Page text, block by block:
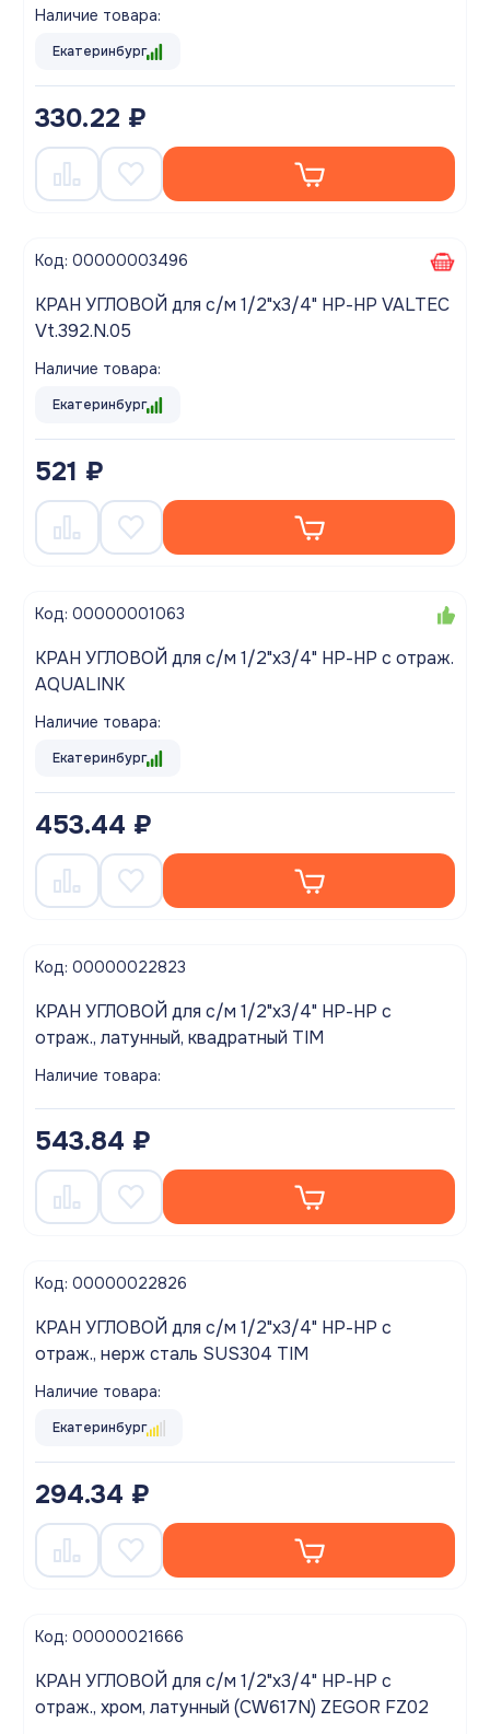
Наличие товара:
Екатеринбург
330.22 ₽
Код: 00000003496
КРАН УГЛОВОЙ для с/м 1/2"x3/4" НР-НР VALTEC
Vt.392.N.05
Наличие товара:
Екатеринбург
521 ₽
Код: 00000001063
КРАН УГЛОВОЙ для с/м 1/2"x3/4" НР-НР с отраж.
AQUALINK
Наличие товара:
Екатеринбург
453.44 ₽
Код: 00000022823
КРАН УГЛОВОЙ для с/м 1/2"x3/4" НР-НР с
отраж., латунный, квадратный TIM
Наличие товара:
543.84 ₽
Код: 00000022826
КРАН УГЛОВОЙ для с/м 1/2"x3/4" НР-НР с
отраж., нерж сталь SUS304 TIM
Наличие товара:
Екатеринбург
294.34 ₽
Код: 00000021666
КРАН УГЛОВОЙ для с/м 1/2"x3/4" НР-НР с
отраж., хром, латунный (CW617N) ZEGOR FZ02